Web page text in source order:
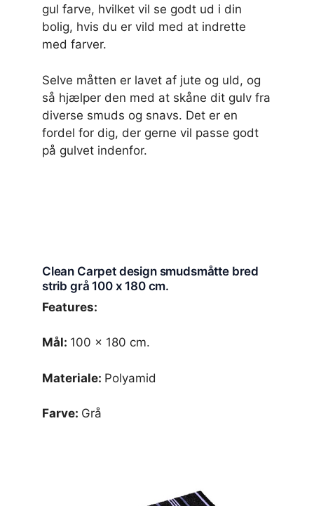
gul farve, hvilket vil se godt ud i din
bolig, hvis du er vild med at indrette
med farver.
Selve måtten er lavet af jute og uld, og
så hjælper den med at skåne dit gulv fra
diverse smuds og snavs. Det er en
fordel for dig, der gerne vil passe godt
på gulvet indenfor.
Clean Carpet design smudsmåtte bred
strib grå 100 x 180 cm.
Features:
Mål: 100 x 180 cm.
Materiale: Polyamid
Farve: Grå